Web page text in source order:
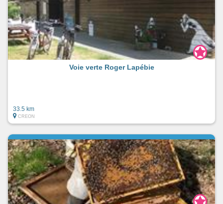
Voie verte Roger Lapébie
33.5 km
CREON